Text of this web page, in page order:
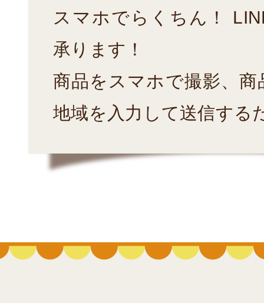
スマホでらくちん！
承ります！
商品をスマホで撮影、
地域を入力して送信する